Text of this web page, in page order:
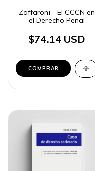
Zaffaroni - El CCCN en
el Derecho Penal
$74.14 USD
COMPRAR